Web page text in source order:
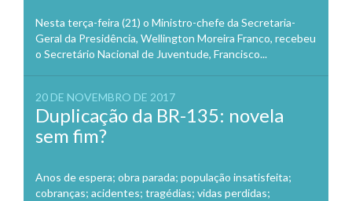
Nesta terça-feira (21) o Ministro-chefe da Secretaria-
Geral da Presidência, Wellington Moreira Franco, recebeu
o Secretário Nacional de Juventude, Francisco...
20 DE NOVEMBRO DE 2017
Duplicação da BR-135: novela
sem fim?
Anos de espera; obra parada; população insatisfeita;
cobranças; acidentes; tragédias; vidas perdidas;